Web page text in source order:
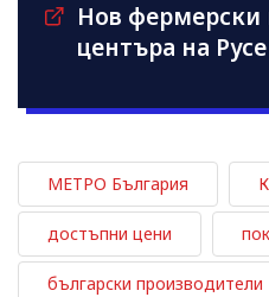
Нов фермерски
центъра на Русе
МЕТРО България
достъпни цени
български производители